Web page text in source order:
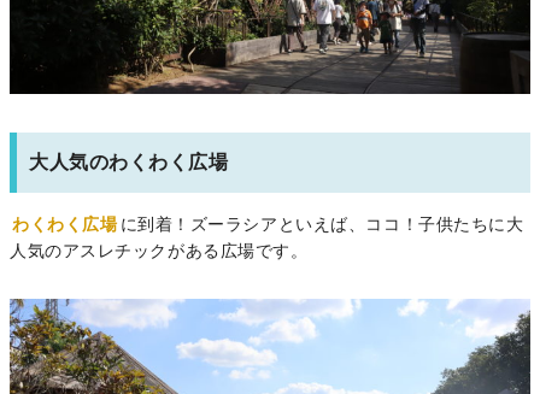
大人気のわくわく広場
わくわく広場 に到着！ズーラシアといえば、ココ！子供たちに大
人気のアスレチックがある広場です。